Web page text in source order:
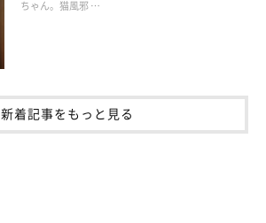
ちゃん。猫風邪 …
新着記事をもっと見る